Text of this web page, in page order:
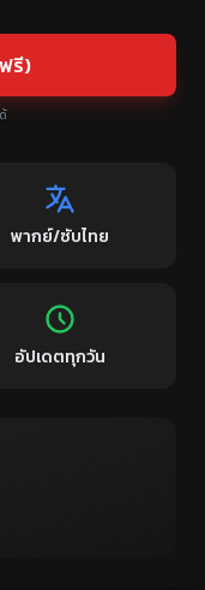
รี)
พากย์/ซับไทย
อัปเดตทุกวัน